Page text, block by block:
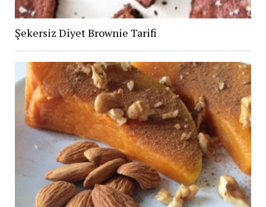
Şekersiz Diyet Brownie Tarifi